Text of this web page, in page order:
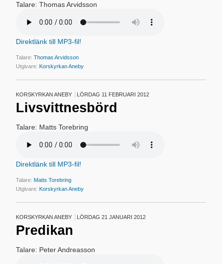
Talare: Thomas Arvidsson
Direktlänk till MP3-fil!
Talare:Thomas Arvidsson
Utgivare:Korskyrkan Aneby
KORSKYRKAN ANEBY LÖRDAG 11 FEBRUARI 2012
Livsvittnesbörd
Talare: Matts Torebring
Direktlänk till MP3-fil!
Talare:Matts Torebring
Utgivare:Korskyrkan Aneby
KORSKYRKAN ANEBY LÖRDAG 21 JANUARI 2012
Predikan
Talare: Peter Andreasson